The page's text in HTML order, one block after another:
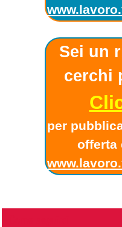
Sei un
cerchi
per
offerta